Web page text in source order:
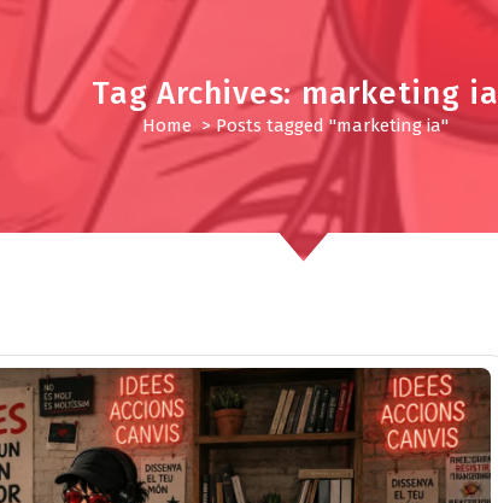
Tag Archives: marketing ia
Home >Posts tagged "marketing ia"